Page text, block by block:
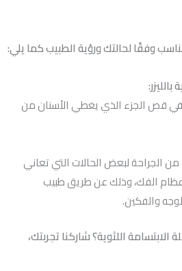
وفقًا لحالتك ورؤية الطبيب كما يلي:
في قص الجزء الذي يغطي الأسنان من
من الجراحة لبعض الحالات التي تعاني
الفك، وذلك عن طريق طبيب
والفكين.
اللثوية؟ شاركنا تجربتك،